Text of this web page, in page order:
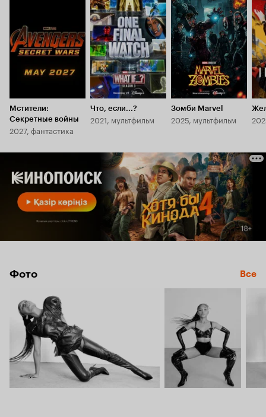
Мстители:
Секретные войны
2027, фантастика
Кинопоиска
6.8
Что, если...?
2021, мультфильм
Кинопоиска
6.3
Зомби Marvel
2025, мультфильм
Фото Все